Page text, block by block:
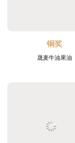
铜奖
晟麦牛油果油